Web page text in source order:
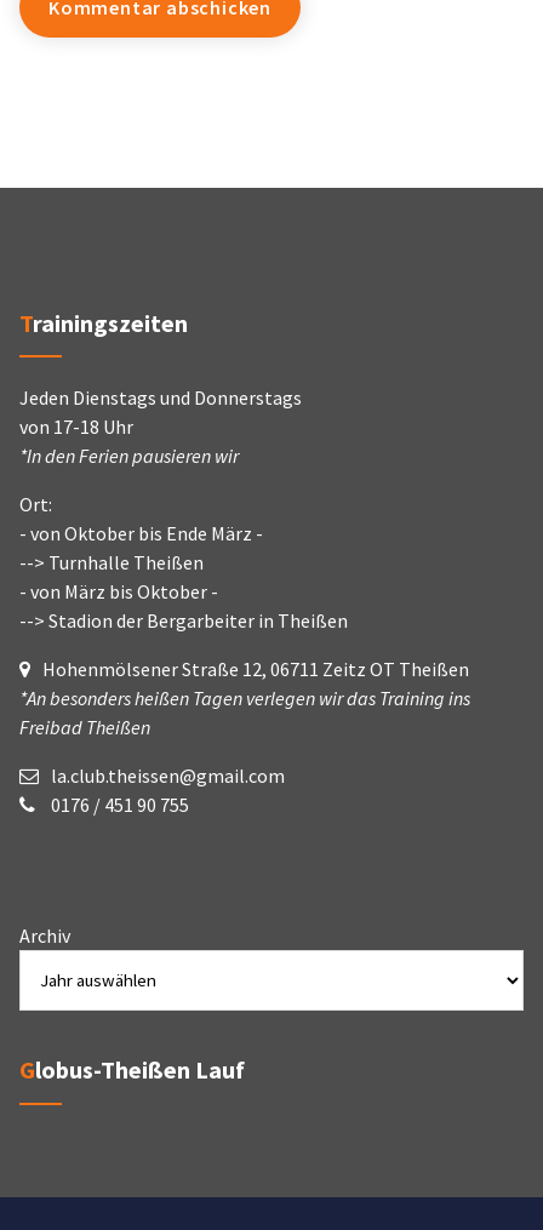
Trainingszeiten
Jeden Dienstags und Donnerstags
von 17-18 Uhr
*In den Ferien pausieren wir
Ort:
- von Oktober bis Ende März -
--> Turnhalle Theißen
- von März bis Oktober -
--> Stadion der Bergarbeiter in Theißen
Hohenmölsener Straße 12, 06711 Zeitz OT Theißen
*An besonders heißen Tagen verlegen wir das Training ins
Freibad Theißen
la.club.theissen@gmail.com
0176 / 451 90 755
Archiv
Globus-Theißen Lauf